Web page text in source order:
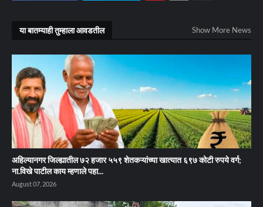
या बातम्याही तुम्हाला आवडतील Show More News
अहिल्यानगर जिल्ह्यातील ७२ हजार ५५९ शेतकऱ्यांच्या खात्यात ६९७ कोटी रुपये वर्ग;
ना.विखे पाटील काय म्हणाले पहा...
August 07, 2026